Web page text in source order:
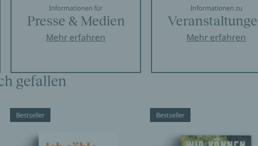
Informationen für
Presse & Medien
Mehr erfahren
Informationen zu
Mehr erfahren
gefallen
Bestseller Bestseller